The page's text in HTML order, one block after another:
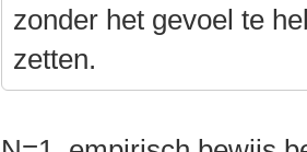
zonder het gevoel te
zetten.